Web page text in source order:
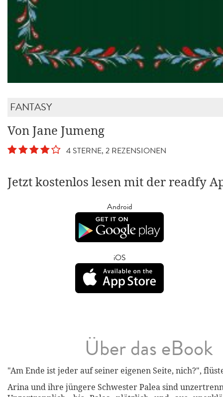
FANTASY
Von Jane Jumeng
4 STERNE, 2 REZENSIONEN
Jetzt kostenlos lesen mit der readfy
Android
iOS
Über das eBook
"Am Ende ist jeder auf seiner eigenen Seite, nich?",
Arina und ihre jüngere Schwester Palea sind